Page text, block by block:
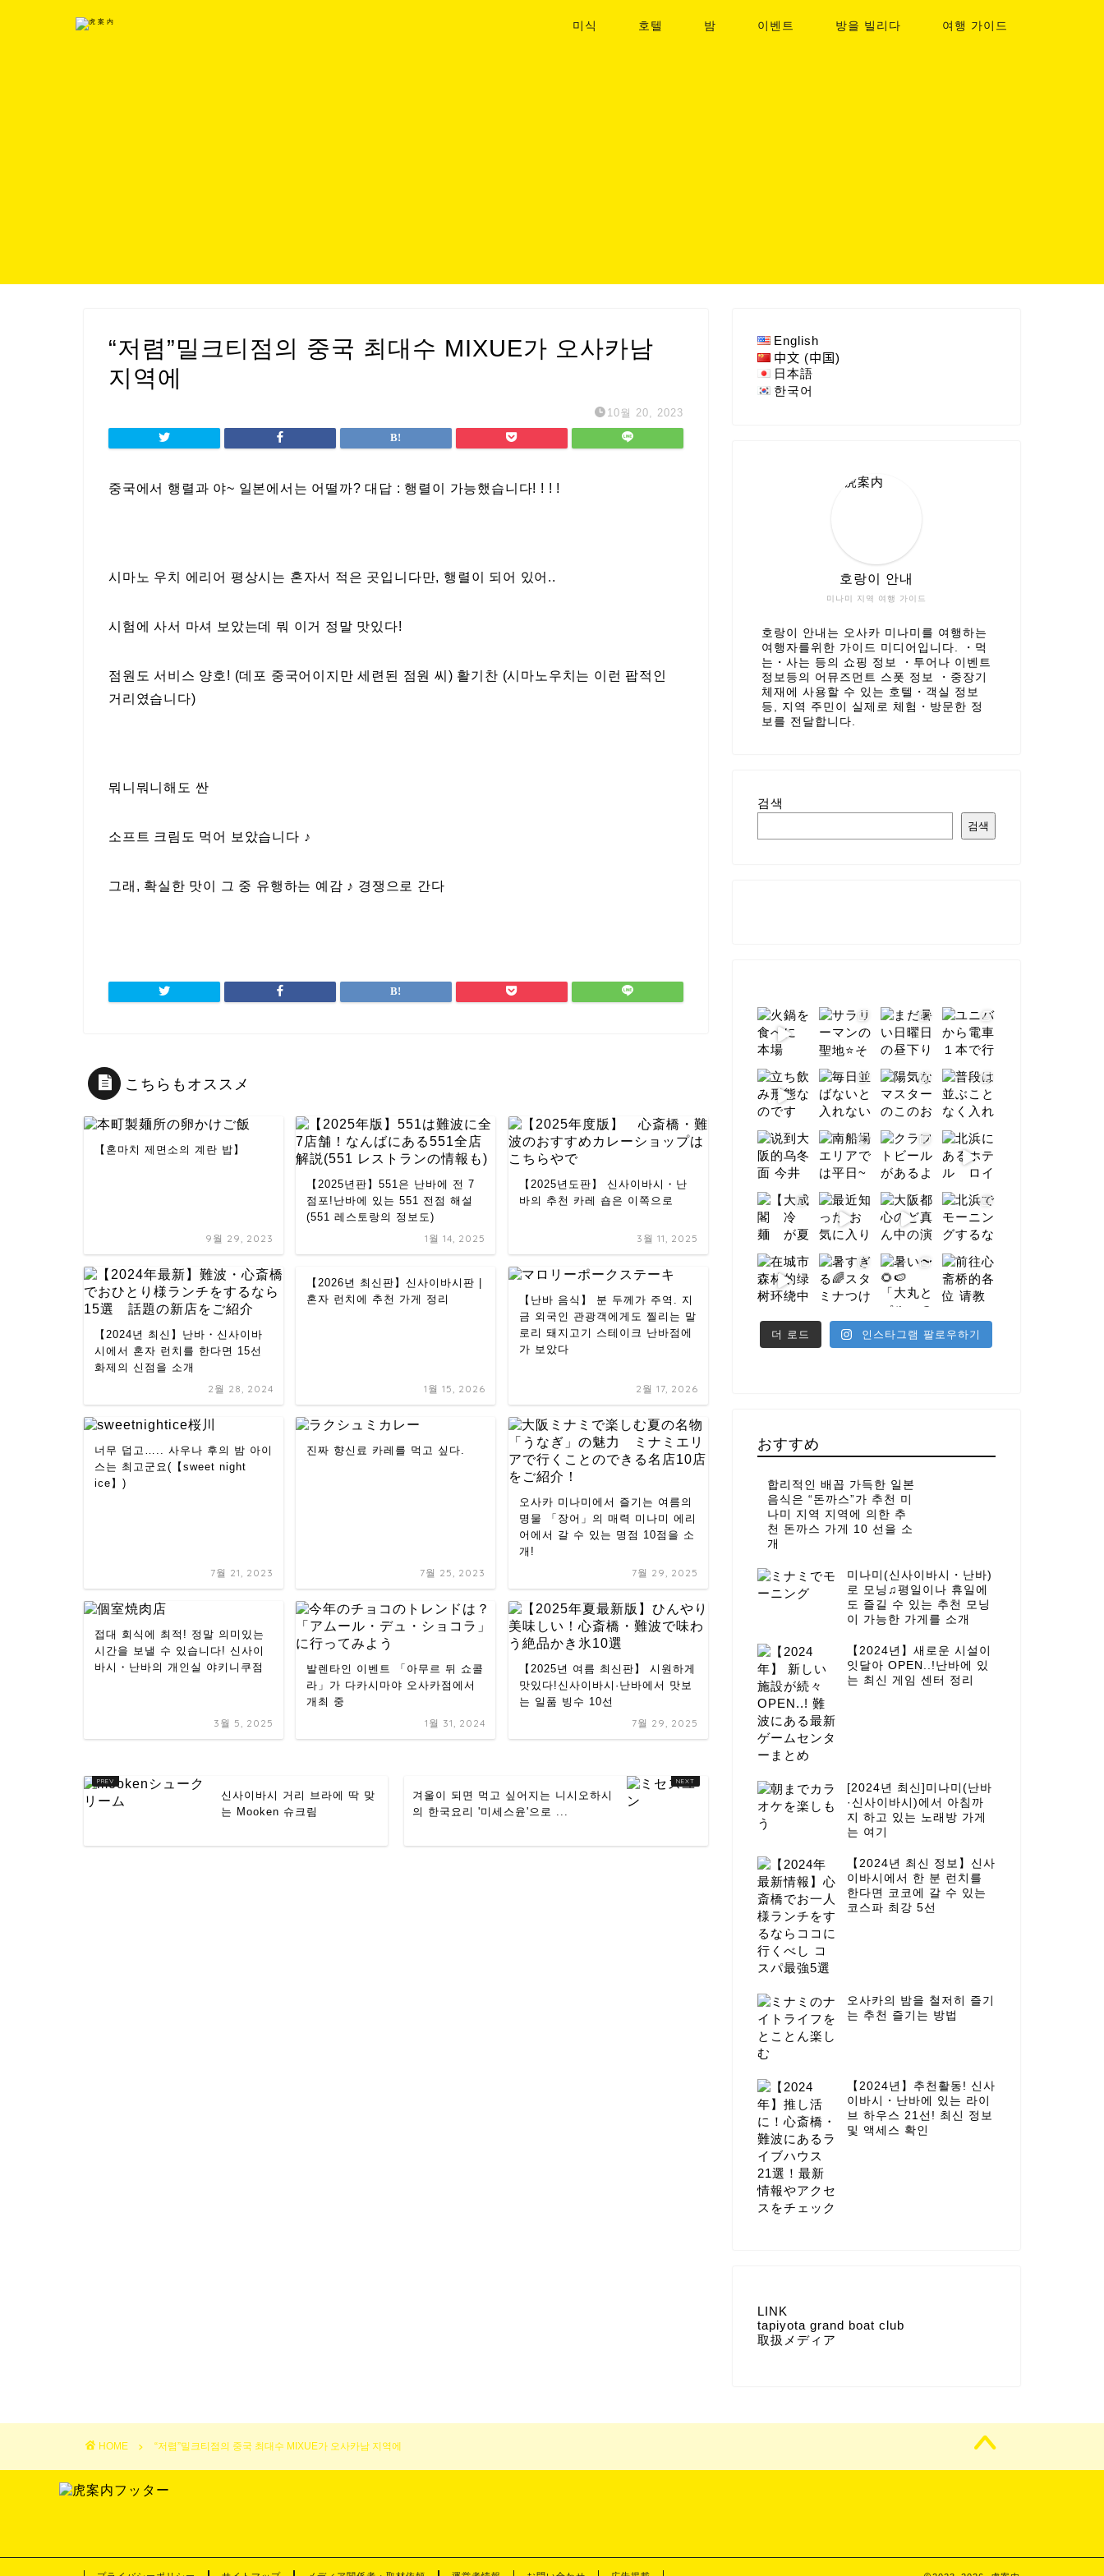
미식 호텔 밤 이벤트 방을 빌리다 여행 가이드
“저렴”밀크티점의 중국 최대수 MIXUE가 오사카남
지역에
10월 20, 2023
중국에서 행렬과 야~ 일본에서는 어떨까? 대답 : 행렬이 가능했습니다! ! ! !
시마노 우치 에리어 평상시는 혼자서 적은 곳입니다만, 행렬이 되어 있어..
시험에 사서 마셔 보았는데 뭐 이거 정말 맛있다!
점원도 서비스 양호! (데포 중국어이지만 세련된 점원 씨) 활기찬 (시마노우치는 이런 팝적인
거리였습니다)
뭐니뭐니해도 싼
소프트 크림도 먹어 보았습니다 ♪
그래, 확실한 맛이 그 중 유행하는 예감 ♪ 경쟁으로 간다
こちらもオススメ
【혼마치 제면소의 계란 밥】
9월 29, 2023
【2025년판】551은 난바에 전 7
점포!난바에 있는 551 전점 해설
(551 레스토랑의 정보도)
1월 14, 2025
【2025년도판】 신사이바시・난
바의 추천 카레 숍은 이쪽으로
3월 11, 2025
【2024년 최신】난바・신사이바
시에서 혼자 런치를 한다면 15선
화제의 신점을 소개
2월 28, 2024
【2026년 최신판】신사이바시판 |
혼자 런치에 추천 가게 정리
1월 15, 2026
【난바 음식】 분 두께가 주역. 지
금 외국인 관광객에게도 찔리는 말
로리 돼지고기 스테이크 난바점에
가 보았다
2월 17, 2026
너무 덥고….. 사우나 후의 밤 아이
스는 최고군요(【sweet night
ice】)
7월 21, 2023
진짜 향신료 카레를 먹고 싶다.
7월 25, 2023
오사카 미나미에서 즐기는 여름의
명물 「장어」의 매력 미나미 에리
어에서 갈 수 있는 명점 10점을 소
개!
7월 29, 2025
접대 회식에 최적! 정말 의미있는
시간을 보낼 수 있습니다! 신사이
바시・난바의 개인실 야키니쿠점
3월 5, 2025
발렌타인 이벤트 「아무르 뒤 쇼콜
라」가 다카시마야 오사카점에서
개최 중
1월 31, 2024
【2025년 여름 최신판】 시원하게
맛있다!신사이바시·난바에서 맛보
는 일품 빙수 10선
7월 29, 2025
신사이바시 거리 브라에 딱 맞
는 Mooken 슈크림
겨울이 되면 먹고 싶어지는 니시오하시
의 한국요리 '미세스윤'으로 ...
English
中文 (中国)
日本語
한국어
미나미 지역 여행 가이드
호랑이 안내
호랑이 안내는 오사카 미나미를 여행하는
여행자를위한 가이드 미디어입니다. ・먹
는・사는 등의 쇼핑 정보 ・투어나 이벤트
정보등의 어뮤즈먼트 스폿 정보 ・중장기
체재에 사용할 수 있는 호텔・객실 정보
등, 지역 주민이 실제로 체험・방문한 정
보를 전달합니다.
검색
검색
더 로드 인스타그램 팔로우하기
おすすめ
합리적인 배꼽 가득한 일본
음식은 “돈까스”가 추천 미
나미 지역 지역에 의한 추
천 돈까스 가게 10 선을 소
개
미나미(신사이바시・난바)
로 모닝♫평일이나 휴일에
도 즐길 수 있는 추천 모닝
이 가능한 가게를 소개
【2024년】새로운 시설이
잇달아 OPEN..!난바에 있
는 최신 게임 센터 정리
[2024년 최신]미나미(난바
·신사이바시)에서 아침까
지 하고 있는 노래방 가게
는 여기
【2024년 최신 정보】신사
이바시에서 한 분 런치를
한다면 코코에 갈 수 있는
코스파 최강 5선
오사카의 밤을 철저히 즐기
는 추천 즐기는 방법
【2024년】추천활동! 신사
이바시・난바에 있는 라이
브 하우스 21선! 최신 정보
및 액세스 확인
LINK
tapiyota grand boat club
取扱メディア
HOME “저렴”밀크티점의 중국 최대수 MIXUE가 오사카남 지역에